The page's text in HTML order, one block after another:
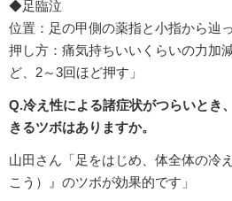
◆足臨泣
位置：足の甲側の薬指と小指から辿
押し方：痛気持ちいいくらいの力加
ど、2～3回ほど押す」
Q.冷え性による諸症状がつらいとき
きるツボはありますか。
山田さん「足をはじめ、体全体の冷
こう）』のツボが効果的です」